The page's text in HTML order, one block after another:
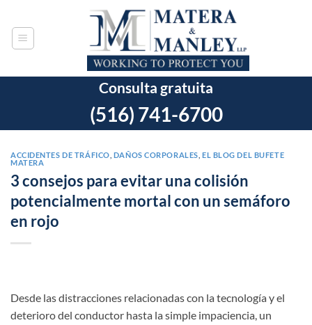
contenido
Consulta gratuita
(516) 741-6700
ACCIDENTES DE TRÁFICO DAÑOS CORPORALES EL BLOG DEL BUFETE
MATERA
3 consejos para evitar una colisión
potencialmente mortal con un semáforo
en rojo
Desde las distracciones relacionadas con la tecnología y el
deterioro del conductor hasta la simple impaciencia, un